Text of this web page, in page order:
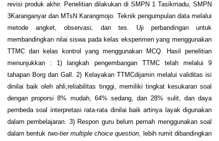
revisi produk akhir. Penelitian dilakukan di SMPN 1 Tasikmadu, SMPN
3Karanganyar dan MTsN Karangmojo. Teknik pengumpulan data melalui
metode angket, observasi, dan tes. Uji perbandingan untuk
membandingkan nilai siswa pada kelas eksperimen yang menggunakan
TTMC dan kelas kontrol yang menggunakan MCQ. Hasil penelitian
menunjukkan : 1) langkah pengembangan TTMC telah melalui 9
tahapan Borg dan Gall. 2) Kelayakan TTMCdijamin melalui validitas isi
dinilai baik oleh ahli,reliabilitas tinggi, memiliki tingkat kesukaran soal
dengan proporsi 8% mudah, 64% sedang, dan 28% sulit, dan daya
pembeda soal interpretasi rata-rata dinilai baik artinya layak digunakan
dalam pembelajaran. 3) Respon guru belum pernah menggunakan soal
dalam bentuk two-tier multiple choice question, lebih rumit dibandingkan